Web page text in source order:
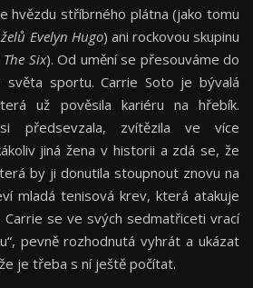
hvězdu stříbrného plátna (jako tomu
Evelyn Hugo) ani rockovou skupinu
Six). Od umění se přesouváme do
světa sportu. Carrie Soto je bývalá
už pověsila kariéru na hřebík.
předsevzala, zvítězila ve více
jiná žena v historii a zdá se, že
by ji donutila stoupnout znovu na
mladá tenisová krev, která atakuje
se ve svých sedmatřiceti vrací
pevně rozhodnutá vyhrát a ukázat
je třeba s ní ještě počítat.